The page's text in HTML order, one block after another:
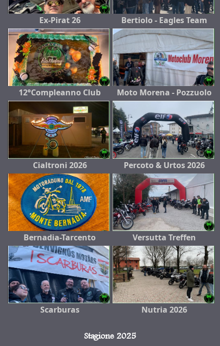
Ex-Pirat 26 Bertiolo - Eagles Team
12°Compleanno Club Moto Morena - Pozzuolo
Cialtroni 2026 Percoto & Urtos 2026
Bernadia-Tarcento Versutta Treffen
Scarburas Nutria 2026
Stagione 2025